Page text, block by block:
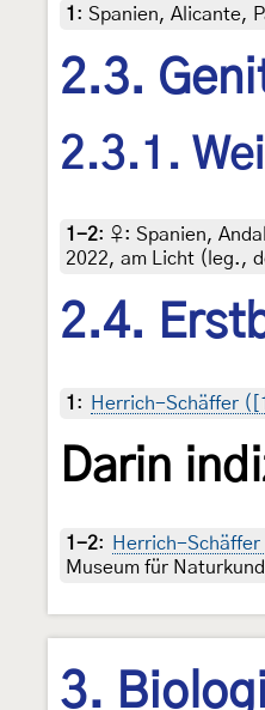
1 : Spanien, Alicante,
2.3.
2.3.1.
1-2: ♀: Spanien,
2022, am Licht (leg.,
2.4.
1 : Herrich-Schäffer
Darin
1-2:
Herrich-
Museum für
3.